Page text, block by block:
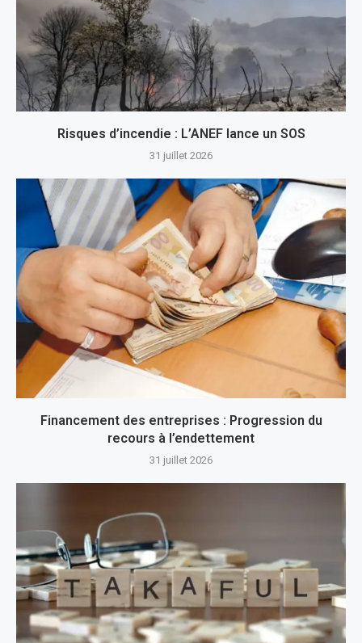
Risques d’incendie : L’ANEF lance un SOS
31 juillet 2026
Financement des entreprises : Progression du
recours à l’endettement
31 juillet 2026